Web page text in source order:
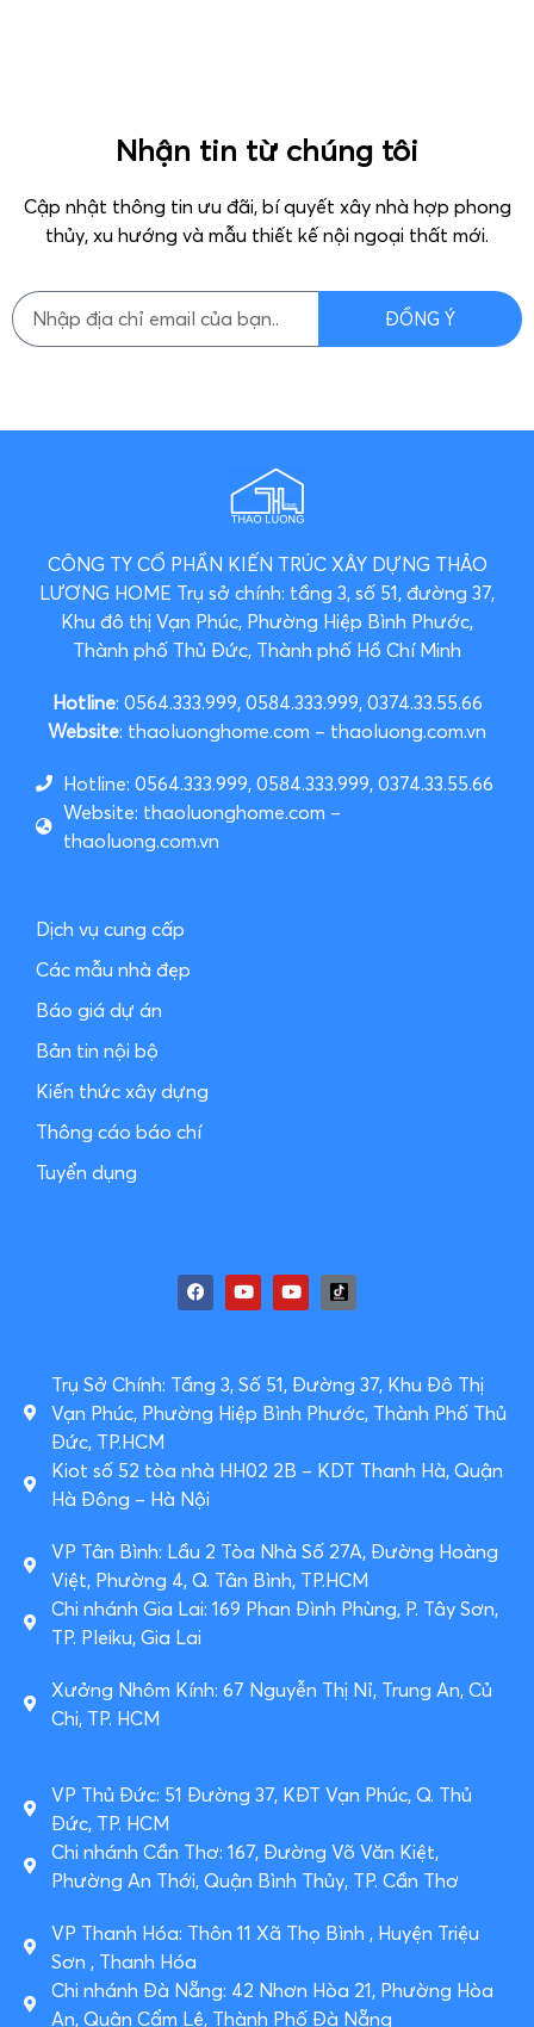
Nhận tin từ chúng tôi
Cập nhật thông tin ưu đãi, bí quyết xây nhà hợp phong
thủy, xu hướng và mẫu thiết kế nội ngoại thất mới.
ĐỒNG Ý
CÔNG TY CỔ PHẦN KIẾN TRÚC XÂY DỰNG THẢO
LƯƠNG HOME Trụ sở chính: tầng 3, số 51, đường 37,
Khu đô thị Vạn Phúc, Phường Hiệp Bình Phước,
Thành phố Thủ Đức, Thành phố Hồ Chí Minh
Hotline: 0564.333.999, 0584.333.999, 0374.33.55.66
Website: thaoluonghome.com – thaoluong.com.vn
Hotline: 0564.333.999, 0584.333.999, 0374.33.55.66
Website: thaoluonghome.com –
thaoluong.com.vn
Dịch vụ cung cấp
Các mẫu nhà đẹp
Báo giá dự án
Bản tin nội bộ
Kiến thức xây dựng
Thông cáo báo chí
Tuyển dụng
Trụ Sở Chính: Tầng 3, Số 51, Đường 37, Khu Đô Thị
Vạn Phúc, Phường Hiệp Bình Phước, Thành Phố Thủ
Đức, TP.HCM
Kiot số 52 tòa nhà HH02 2B – KDT Thanh Hà, Quận
Hà Đông – Hà Nội
VP Tân Bình: Lầu 2 Tòa Nhà Số 27A, Đường Hoàng
Việt, Phường 4, Q. Tân Bình, TP.HCM
Chi nhánh Gia Lai: 169 Phan Đình Phùng, P. Tây Sơn,
TP. Pleiku, Gia Lai
Xưởng Nhôm Kính: 67 Nguyễn Thị Nỉ, Trung An, Củ
Chi, TP. HCM
VP Thủ Đức: 51 Đường 37, KĐT Vạn Phúc, Q. Thủ
Đức, TP. HCM
Chi nhánh Cần Thơ: 167, Đường Võ Văn Kiệt,
Phường An Thới, Quận Bình Thủy, TP. Cần Thơ
VP Thanh Hóa: Thôn 11 Xã Thọ Bình , Huyện Triệu
Sơn , Thanh Hóa
Chi nhánh Đà Nẵng: 42 Nhơn Hòa 21, Phường Hòa
An, Quận Cẩm Lệ, Thành Phố Đà Nẵng